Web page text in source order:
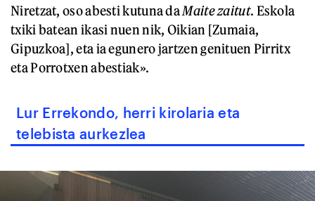
Niretzat, oso abesti kutuna daMaite zaitut. Eskola
txiki batean ikasi nuen nik, Oikian [Zumaia,
Gipuzkoa], eta ia egunero jartzen genituen Pirritx
eta Porrotxen abestiak».
Lur Errekondo, herri kirolaria eta
telebista aurkezlea